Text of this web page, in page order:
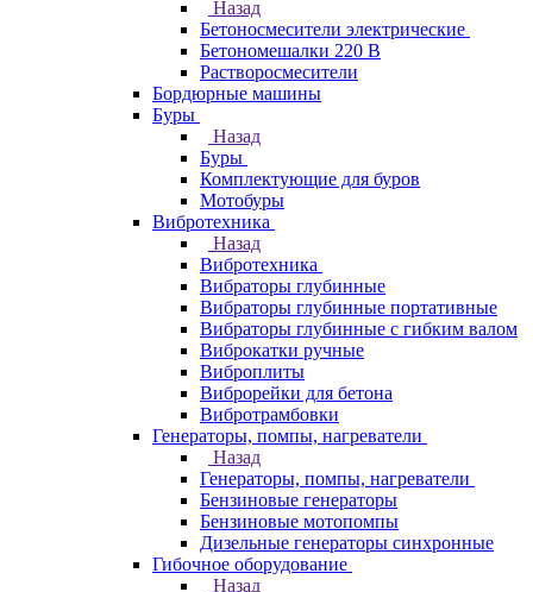
Назад
Бетоносмесители электрические
Бетономешалки 220 В
Растворосмесители
Бордюрные машины
Буры
Назад
Буры
Комплектующие для буров
Мотобуры
Вибротехника
Назад
Вибротехника
Вибраторы глубинные
Вибраторы глубинные портативные
Вибраторы глубинные с гибким валом
Виброкатки ручные
Виброплиты
Виброрейки для бетона
Вибротрамбовки
Генераторы, помпы, нагреватели
Назад
Генераторы, помпы, нагреватели
Бензиновые генераторы
Бензиновые мотопомпы
Дизельные генераторы синхронные
Гибочное оборудование
Назад